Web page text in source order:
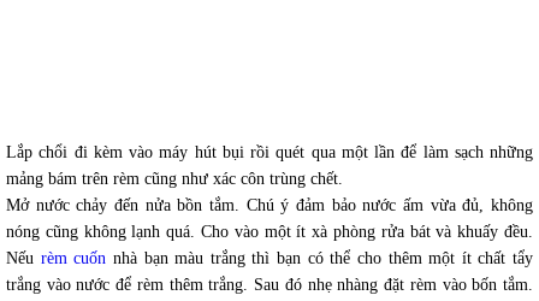
Lắp chổi đi kèm vào máy hút bụi rồi quét qua một lần để làm sạch những
mảng bám trên rèm cũng như xác côn trùng chết.
Mở nước chảy đến nửa bồn tắm. Chú ý đảm bảo nước ấm vừa đủ, không
nóng cũng không lạnh quá. Cho vào một ít xà phòng rửa bát và khuấy đều.
Nếu rèm cuốn nhà bạn màu trắng thì bạn có thể cho thêm một ít chất tẩy
trắng vào nước để rèm thêm trắng. Sau đó nhẹ nhàng đặt rèm vào bốn tắm.